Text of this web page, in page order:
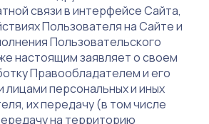
связи в интерфейсе Сайта,
Пользователя на Сайте и
Пользовательского
настоящим заявляет о своем
Правообладателем и его
персональных и иных
их передачу (в том числе
на территорию